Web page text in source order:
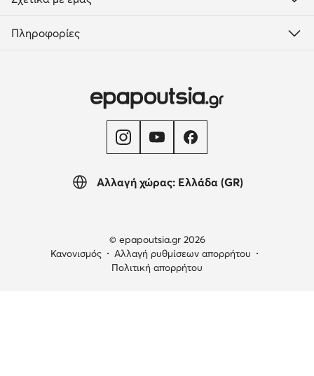
Αλλαγή χώρας: Ελλάδα (GR)
Πληροφορίες
© epapoutsia.gr 2026
Κανονισμός
Αλλαγή ρυθμίσεων απορρήτου
Πολιτική απορρήτου